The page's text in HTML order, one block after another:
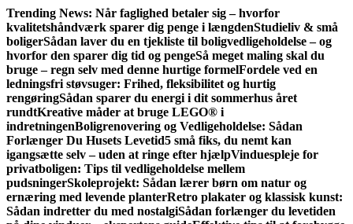
Gå
til
indhold
Trending News: Når faglighed betaler sig – hvorfor
kvalitetshåndværk sparer dig penge i længdenStudieliv & små
boligerSådan laver du en tjekliste til boligvedligeholdelse – og
hvorfor den sparer dig tid og pengeSå meget maling skal du
bruge – regn selv med denne hurtige formelFordele ved en
ledningsfri støvsuger: Frihed, fleksibilitet og hurtig
rengøringSådan sparer du energi i dit sommerhus året
rundtKreative måder at bruge LEGO® i
indretningenBoligrenovering og Vedligeholdelse: Sådan
Forlænger Du Husets Levetid5 små fiks, du nemt kan
igangsætte selv – uden at ringe efter hjælpVinduespleje for
privatboligen: Tips til vedligeholdelse mellem
pudsningerSkoleprojekt: Sådan lærer børn om natur og
ernæring med levende planterRetro plakater og klassisk kunst:
Sådan indretter du med nostalgiSådan forlænger du levetiden